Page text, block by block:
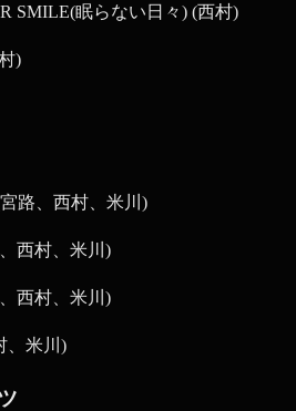
SMILE(眠らない日々) (西村)
)
路、西村、米川)
西村、米川)
西村、米川)
、米川)